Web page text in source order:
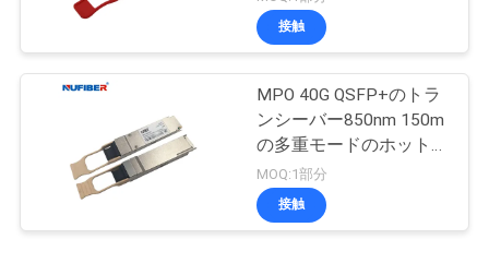
接触
MPO 40G QSFP+のトラ
ンシーバー850nm 150m
の多重モードのホットプ
ラグ対応
MOQ:1部分
接触